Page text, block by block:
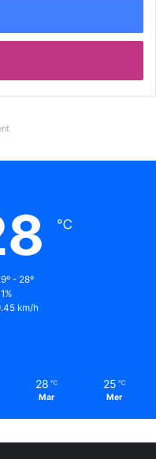
℃
- 28º
km/h
28 ℃
Mar
25 ℃
Mer